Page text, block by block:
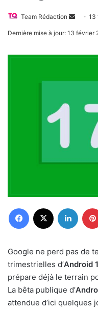
Team Rédaction
Envoyer
13
Dernière mise à jour: 13 février
Facebook
Google ne perd pas de
trimestrielles d’Android
prépare déjà le terrain
La bêta publique d’
attendue d’ici quelques